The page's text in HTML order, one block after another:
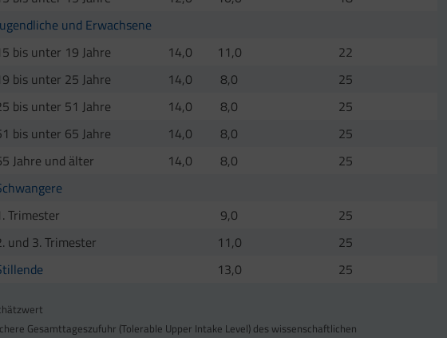
und Erwachsene
bis unter 19 Jahre
14,0 11,0
22
bis unter 25 Jahre
14,0 8,0
25
bis unter 51 Jahre
14,0 8,0
25
bis unter 65 Jahre
14,0 8,0
25
Jahre und älter
14,0 8,0
25
Trimester
9,0
25
und 3. Trimester
11,0
25
13,0 25
Gesamttageszufuhr (Tolerable Upper Intake Level) des wissenschaftlichen